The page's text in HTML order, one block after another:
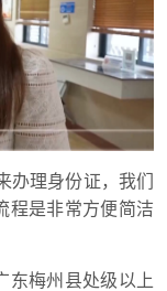
办理身份证，我们
程是非常方便简洁
东梅州县处级以上